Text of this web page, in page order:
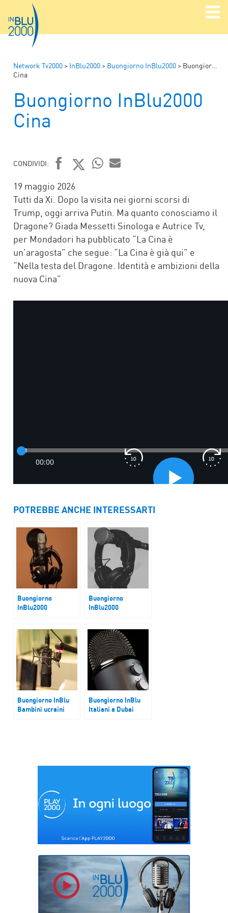
Network Tv2000 > InBlu2000 > Buongiorno InBlu2000 > Buongiorno InBlu2000
Cina
Buongiorno InBlu2000
Cina
CONDIVIDI:
FACEBOOK
TWITTER
19 maggio 2026
Tutti da Xi. Dopo la visita nei giorni scorsi di
Trump, oggi arriva Putin. Ma quanto conosciamo il
Dragone? Giada Messetti Sinologa e Autrice Tv,
per Mondadori ha pubblicato “La Cina è
un’aragosta” che segue: “La Cina è già qui” e
“Nella testa del Dragone. Identità e ambizioni della
nuova Cina”
POTREBBE ANCHE INTERESSARTI
Buongiorno
InBlu2000
Buongiorno
InBlu2000
Buongiorno InBlu
Bambini ucraini
Buongiorno InBlu
Italiani a Dubai